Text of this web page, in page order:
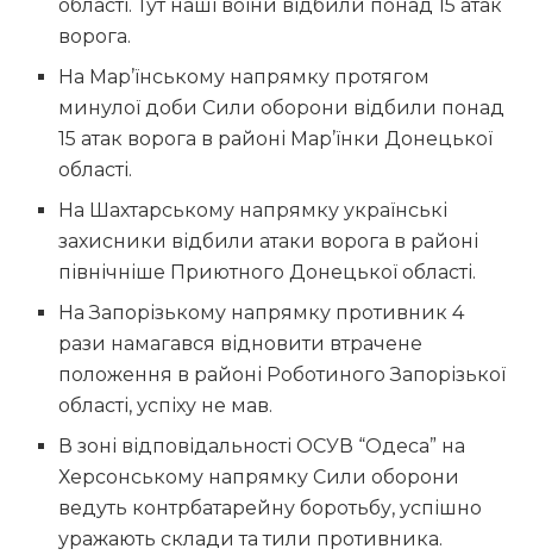
області. Тут наші воїни відбили понад 15 атак
ворога.
На Мар’їнському напрямку протягом
минулої доби Сили оборони відбили понад
15 атак ворога в районі Мар’їнки Донецької
області.
На Шахтарському напрямку українські
захисники відбили атаки ворога в районі
північніше Приютного Донецької області.
На Запорізькому напрямку противник 4
рази намагався відновити втрачене
положення в районі Роботиного Запорізької
області, успіху не мав.
В зоні відповідальності ОСУВ “Одеса” на
Херсонському напрямку Сили оборони
ведуть контрбатарейну боротьбу, успішно
уражають склади та тили противника.